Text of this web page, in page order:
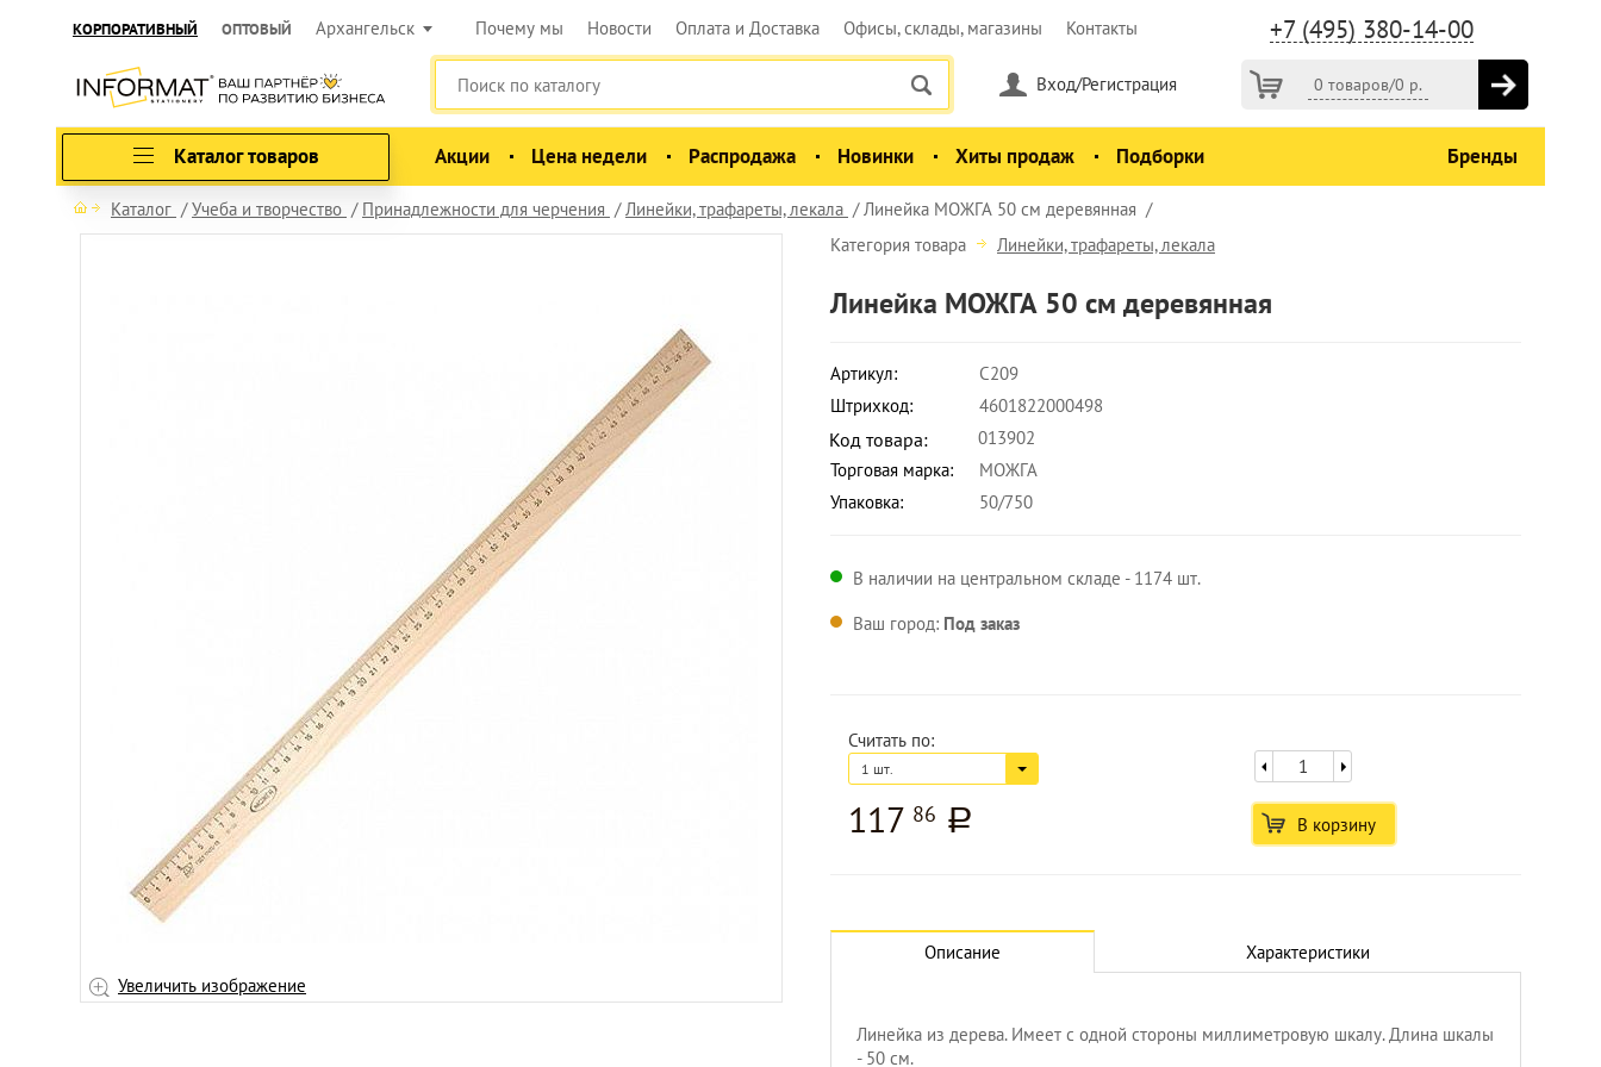
КОРПОРАТИВНЫЙ ОПТОВЫЙ Архангельск +7 (495) 380-14-00
Почему мы Новости Оплата и Доставка Офисы, склады, магазины Контакты
0 товаров/0 р.
Вход/Регистрация
Каталог товаров Акции Цена недели Распродажа Новинки Хиты продаж Подборки Бренды
Каталог Учеба и творчество Принадлежности для черчения Линейки, трафареты, лекала Линейка МОЖГА 50 см деревянная
Увеличить изображение
Категория товара Линейки, трафареты, лекала
Линейка МОЖГА 50 см деревянная
Артикул:
С209
Штрихкод:
4601822000498
Код товара:
013902
Торговая марка:
МОЖГА
Упаковка:
50/750
В наличии на центральном складе - 1174 шт.
Ваш город: Под заказ
Считать по:
1 шт.
117 86 a В корзину
Описание Характеристики
Линейка из дерева. Имеет с одной стороны миллиметровую шкалу. Длина шкалы
- 50 см.